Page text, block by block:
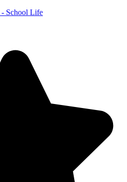
- School Life